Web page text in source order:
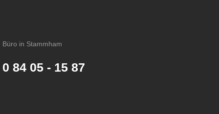
Büro in Stammham
0 84 05 - 15 87